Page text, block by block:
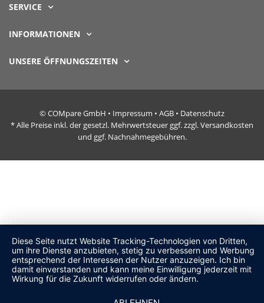
SERVICE
INFORMATIONEN
UNSERE ÖFFNUNGSZEITEN
© COMpare GmbH • Impressum • AGB • Datenschutz
* Alle Preise inkl. der gesetzl. Mehrwertsteuer ggf. zzgl. Versandkosten
und ggf. Nachnahmegebühren.
Diese Seite nutzt Website Tracking-Technologien von Dritten,
um ihre Dienste anzubieten, stetig zu verbessern und Werbung
entsprechend der Interessen der Nutzer anzuzeigen. Ich bin
damit einverstanden und kann meine Einwilligung jederzeit mit
Wirkung für die Zukunft widerrufen oder ändern.